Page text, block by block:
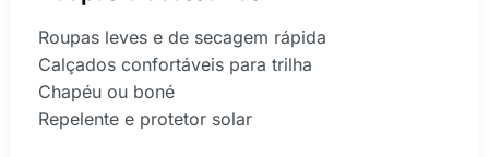
Roupas leves e de secagem rápida
Calçados confortáveis para trilha
Chapéu ou boné
Repelente e protetor solar